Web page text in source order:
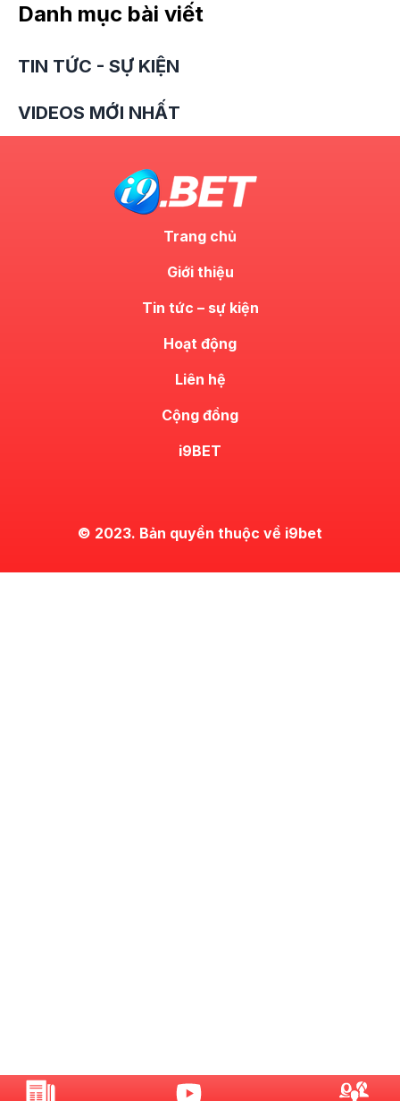
Danh mục bài viết
TIN TỨC - SỰ KIỆN
VIDEOS MỚI NHẤT
Trang chủ
Giới thiệu
Tin tức – sự kiện
Hoạt động
Liên hệ
Cộng đồng
i9BET
© 2023. Bản quyền thuộc về i9bet